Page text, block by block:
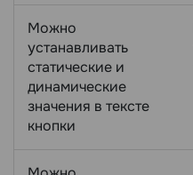
Можно
устанавливать
статические и
динамические
значения в тексте
кнопки